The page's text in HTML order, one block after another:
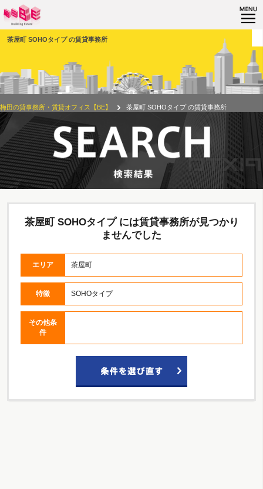
茶屋町 SOHOタイプ の賃貸事務所
梅田の貸事務所・賃貸オフィス【BE】 茶屋町 SOHOタイプ の賃貸事務所
茶屋町 SOHOタイプ には賃貸事務所が見つかり
ませんでした
エリア 茶屋町
特徴 SOHOタイプ
その他条
件